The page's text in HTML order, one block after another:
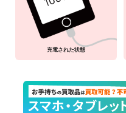
充電された状態